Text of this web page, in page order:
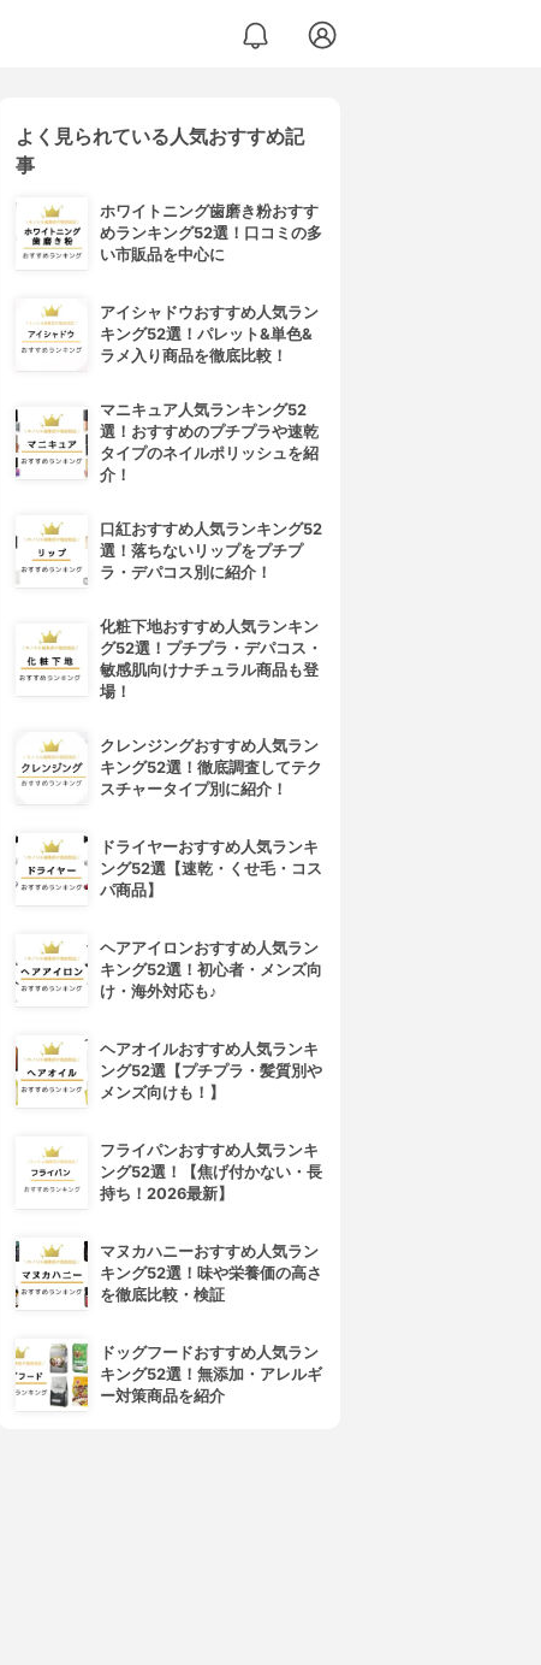
PUBLIC ORGANIC(ザ パ
ブリック オーガニック)
Aura Cacia(オーラカシア)
よく見られている人気おすすめ記
事
ホワイトニング歯磨き粉おすす
めランキング52選！口コミの多
い市販品を中心に
アイシャドウおすすめ人気ラン
キング52選！パレット&単色&
ラメ入り商品を徹底比較！
マニキュア人気ランキング52
選！おすすめのプチプラや速乾
タイプのネイルポリッシュを紹
介！
口紅おすすめ人気ランキング52
選！落ちないリップをプチプ
ラ・デパコス別に紹介！
化粧下地おすすめ人気ランキン
グ52選！プチプラ・デパコス・
敏感肌向けナチュラル商品も登
場！
クレンジングおすすめ人気ラン
キング52選！徹底調査してテク
スチャータイプ別に紹介！
ドライヤーおすすめ人気ランキ
ング52選【速乾・くせ毛・コス
パ商品】
ヘアアイロンおすすめ人気ラン
キング52選！初心者・メンズ向
け・海外対応も♪
ヘアオイルおすすめ人気ランキ
ング52選【プチプラ・髪質別や
メンズ向けも！】
フライパンおすすめ人気ランキ
ング52選！【焦げ付かない・長
持ち！2026最新】
マヌカハニーおすすめ人気ラン
キング52選！味や栄養価の高さ
を徹底比較・検証
ドッグフードおすすめ人気ラン
キング52選！無添加・アレルギ
ー対策商品を紹介